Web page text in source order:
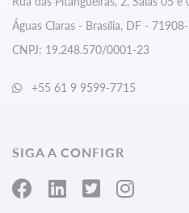
Águas Claras - Brasília, DF -
CNPJ: 19.248.570/0001-23
+55 61 9 9599-7715
SIGA A CONFIGR